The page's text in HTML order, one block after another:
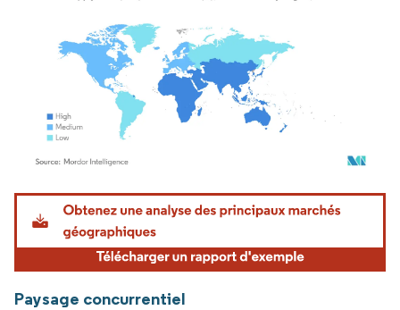
Image © Mordor Intelligence. La réutilisation nécessite une attribution sous CC BY
Paysage concurrentiel